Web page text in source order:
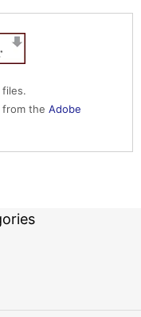
files.
the Adobe